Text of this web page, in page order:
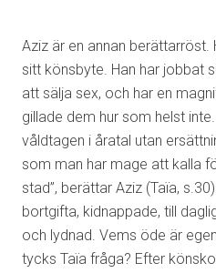
Aziz är en annan
sitt könsbyte. Han har jobbat
att sälja sex, och har en
gillade dem hur som helst
våldtagen i åratal utan
som man har mage att kalla
stad”, berättar Aziz (Taïa,
bortgifta, kidnappade, till
och lydnad. Vems öde är
tycks Taïa fråga? Efter